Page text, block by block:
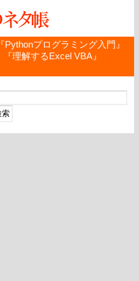
『Pythonプログラミング入門』
『理解するExcel VBA』